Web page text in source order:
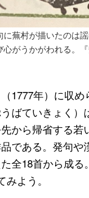
蕪村が描いたのは
がうかがわれる。
1777年）に収
ばていきょく）
から帰省する若
である。発句や
全18首から成る
よう。